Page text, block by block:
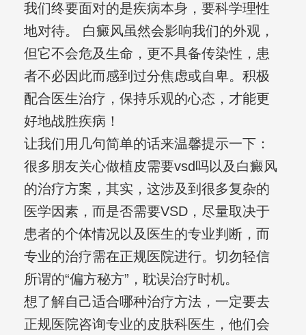
我们终要面对的是疾病本身，要科学理性
地对待。 白癜风虽然会影响我们的外观，
但它不会危及生命，更不具备传染性，患
者不必因此而感到过分焦虑或自卑。积极
配合医生治疗，保持乐观的心态，才能更
好地战胜疾病！
让我们用几句简单的话来温馨提示一下：
很多朋友关心做植皮需要vsd吗以及白癜风
的治疗方案，其实，这涉及到很多复杂的
医学因素，而是否需要VSD，尽量取决于
患者的个体情况以及医生的专业判断，而
专业的治疗需在正规医院进行。切勿轻信
所谓的“偏方秘方”，耽误治疗时机。
想了解自己适合哪种治疗方法，一定要去
正规医院咨询专业的皮肤科医生，他们会